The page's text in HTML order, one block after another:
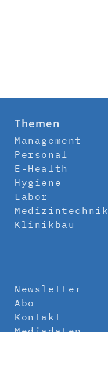
Themen
Management
Personal
E-Health
Hygiene
Labor
Medizintechnik
Klinikbau
Newsletter
Abo
Kontakt
Mediadaten